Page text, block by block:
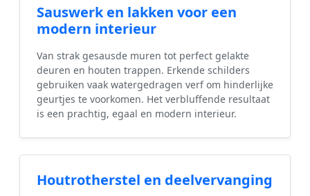
Sauswerk en lakken voor een
modern interieur
Van strak gesausde muren tot perfect gelakte
deuren en houten trappen. Erkende schilders
gebruiken vaak watergedragen verf om hinderlijke
geurtjes te voorkomen. Het verbluffende resultaat
is een prachtig, egaal en modern interieur.
Houtrotherstel en deelvervanging